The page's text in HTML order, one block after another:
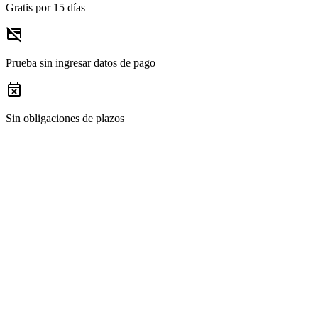
Gratis por 15 días
credit_card_off
Prueba sin ingresar datos de pago
event_busy
Sin obligaciones de plazos